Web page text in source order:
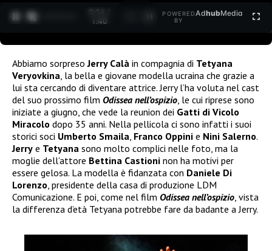
0:15 /
1:40
POWERED
BY
AdhubMedia
Abbiamo sorpresoJerry Calà in compagnia di Tetyana
Veryovkina , la bella e giovane modella ucraina che grazie a
lui sta cercando di diventare attrice. Jerry l’ha voluta nel cast
del suo prossimo film Odissea nell’ospizio , le cui riprese sono
iniziate a giugno, che vede la reunion dei Gatti di Vicolo
Miracolo dopo 35 anni. Nella pellicola ci sono infatti i suoi
storici soci Umberto Smaila Franco Oppini e Nini Salerno.
Jerry e Tetyana sono molto complici nelle foto, ma la
moglie dell’attore Bettina Castioni non ha motivi per
essere gelosa. La modella è fidanzata con Daniele Di
Lorenzo , presidente della casa di produzione LDM
Comunicazione. E poi, come nel film Odissea nell’ospizio , vista
la differenza d’età Tetyana potrebbe fare da badante a Jerry.